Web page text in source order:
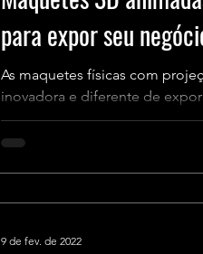
para expor seu
As maquetes físicas com
inovadora e diferente de
tanto para clientes,...
9 de fev. de 2022